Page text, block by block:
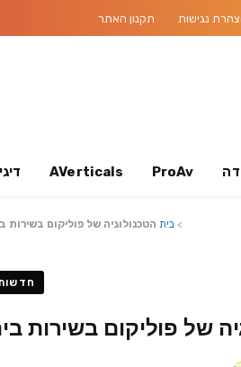
נגישות תקנון האתר
ProAv
AVerticals
> בית הטכנולוגיה של פוליקום בשירות
של פוליקום בשירות